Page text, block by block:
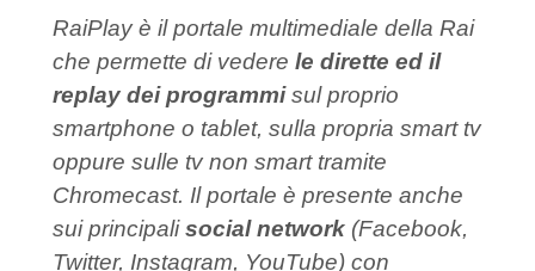
RaiPlay è il portale multimediale della Rai
che permette di vedere le dirette ed il
replay dei programmisul proprio
smartphone o tablet, sulla propria smart tv
oppure sulle tv non smart tramite
Chromecast. Il portale è presente anche
sui principalisocial network (Facebook,
Twitter, Instagram, YouTube) con